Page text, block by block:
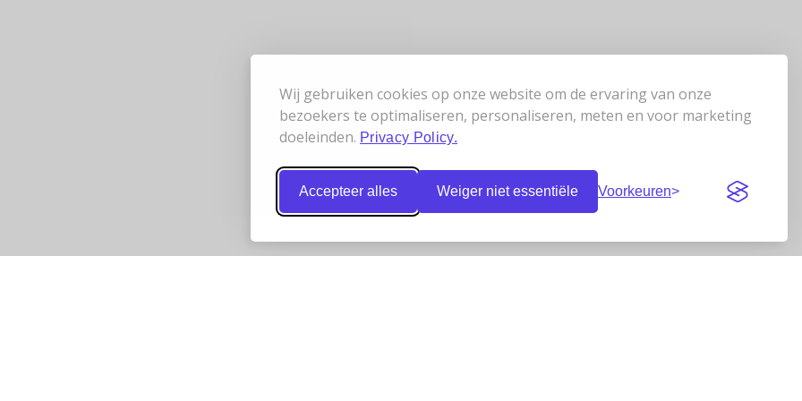
Wij gebruiken cookies op onze website om de ervaring van onze
bezoekers te optimaliseren, personaliseren, meten en voor marketing
doeleinden. Privacy Policy.
Accepteer alles Weiger niet essentiële Voorkeuren